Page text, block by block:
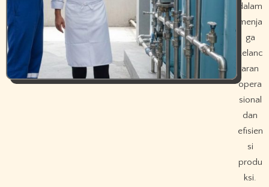
dalam
menja
ga
kelanc
aran
opera
sional
dan
efisien
si
produ
ksi.